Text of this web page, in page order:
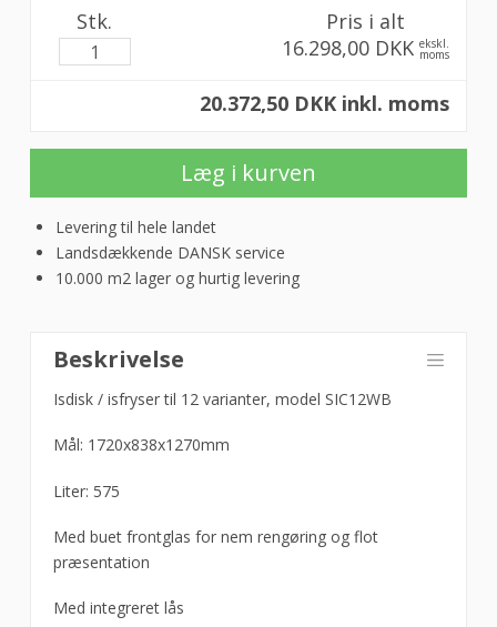
isfryser
varianter
antal
Beskrivelse
Isdisk / isfryser til 12 varianter, model SIC12WB
Mål: 1720x838x1270mm
Liter: 575
Med buet frontglas for nem rengøring og flot
præsentation
Med integreret lås
Stk.
Pris i alt
16.298,00 DKK ekskl.
moms
20.372,50 DKK inkl. moms
Læg i kurven
Levering til hele landet
Landsdækkende DANSK service
10.000 m2 lager og hurtig levering